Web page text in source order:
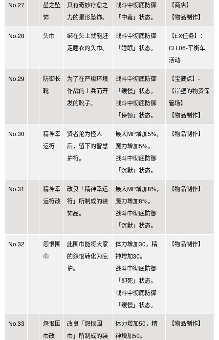
No.27
星之坠
饰
具有奇妙疗愈之
力的星形坠饰。
战斗中彻底防御
「中毒」状态。
【商店】
【物品制作】
No.28 头巾
绑在头上就能赶
走睡衣的头巾。
战斗中彻底防御
「睡眠」状态。
【EX任务】：
CH.06-平衡车
活动
No.29
防御长
靴
为了在严峻环境
作战的士兵而开
发的靴子。
战斗中彻底防御
「缓慢」状态。
战斗中彻底防御
「停顿」状态。
【宝藏点】-
【岸壁的物资保
管场】
【物品制作】
No.30
精神幸
运符
贤者沦为怪人
后，留下的智慧
护符。
最大MP增加5%，
魔力增加5%。
战斗中彻底防御
「沉默」状态。
【物品制作】
No.31
精神幸
运符改
改良「精神幸运
符」所制成的装
饰品。
最大MP增加8%，
魔力增加8%。
战斗中彻底防御
「沉默」状态。
【物品制作】
No.32
怨恨围
巾
此围巾能将大家
的怨恨转化为庇
护。
体力增加30，精
神增加30。
战斗中彻底防御
「即死」状态。
战斗中彻底防御
「缓慢」状态。
【物品制作】
No.33
怨恨围
巾改
改良「怨恨围
巾」所制成的装
体力增加50，精
神增加50。
【物品制作】